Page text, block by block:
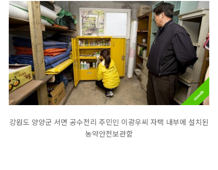
강원도 양양군 서면 공수전리 주민인 이광우씨 자택 내부에 설치된
농약안전보관함